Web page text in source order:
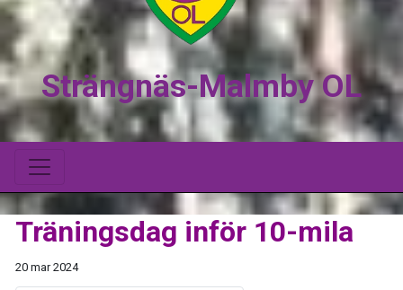
Strängnäs-Malmby OL
Träningsdag inför 10-mila
20 mar 2024